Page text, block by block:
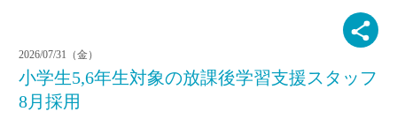
2026/07/31（金）
小学生5,6年生対象の放課後学習支援スタッフ
8月採用